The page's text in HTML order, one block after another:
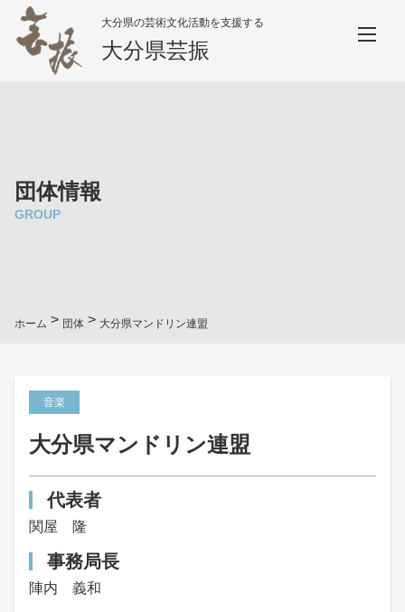
大分県の芸術文化活動を支援する
大分県芸振
団体情報
GROUP
ホーム > 団体 > 大分県マンドリン連盟
音楽
大分県マンドリン連盟
代表者
関屋 隆
事務局長
陣内 義和